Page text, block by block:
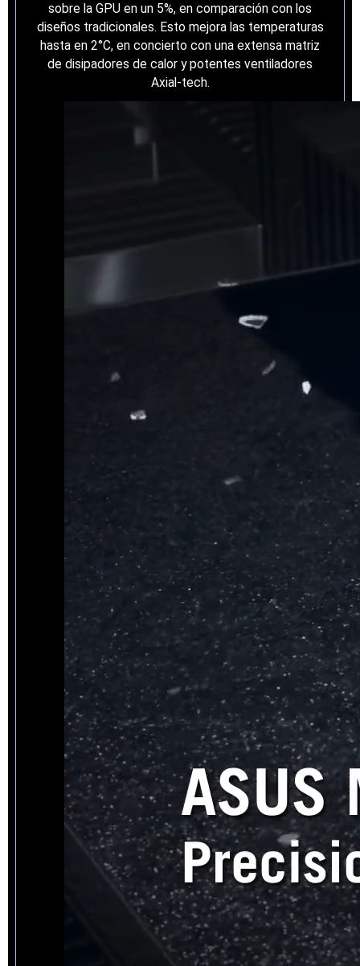
sobre la GPU en un 5%, en comparación con los
diseños tradicionales. Esto mejora las temperaturas
hasta en 2°C, en concierto con una extensa matriz
de disipadores de calor y potentes ventiladores
Axial-tech.